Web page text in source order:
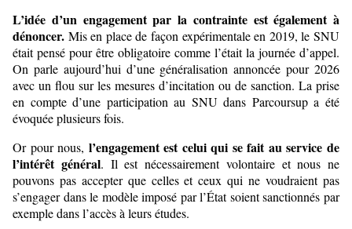
L’idée d’un engagement par la contrainte est également à
dénoncer. Mis en place de façon expérimentale en 2019, le SNU
était pensé pour être obligatoire comme l’était la journée d’appel.
On parle aujourd’hui d’une généralisation annoncée pour 2026
avec un flou sur les mesures d’incitation ou de sanction. La prise
en compte d’une participation au SNU dans Parcoursup a été
évoquée plusieurs fois.
Or pour nous, l’engagement est celui qui se fait au service de
l’intérêt général. Il est nécessairement volontaire et nous ne
pouvons pas accepter que celles et ceux qui ne voudraient pas
s’engager dans le modèle imposé par l’État soient sanctionnés par
exemple dans l’accès à leurs études.